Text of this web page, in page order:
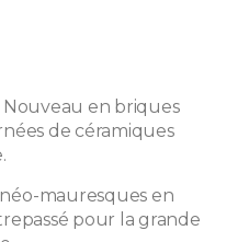
en briques
de céramiques
mauresques en
pour la grande